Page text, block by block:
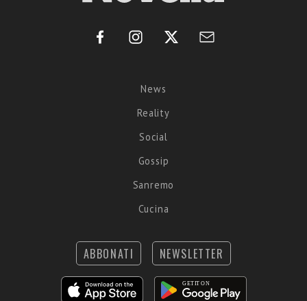
News
Reality
Social
Gossip
Sanremo
Cucina
ABBONATI NEWSLETTER